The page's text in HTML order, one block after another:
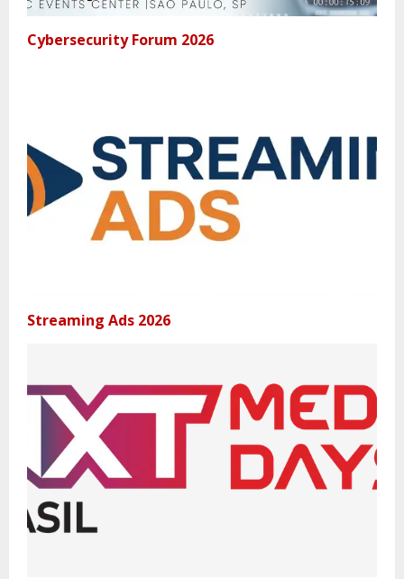
Cybersecurity Forum 2026
Streaming Ads 2026